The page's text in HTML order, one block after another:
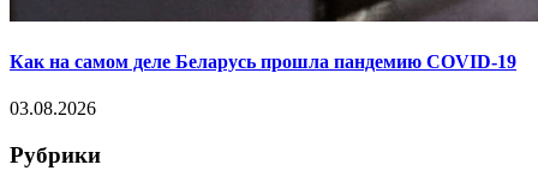
Как на самом деле Беларусь прошла пандемию COVID-19
03.08.2026
Рубрики